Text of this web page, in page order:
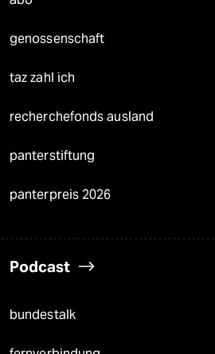
genossenschaft
taz zahl ich
recherchefonds ausland
panterstiftung
panterpreis 2026
Podcast
bundestalk